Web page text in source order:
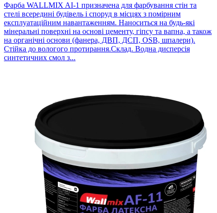
Фарба WALLMIX AI-1 призначена для фарбування стін та
стелі всередині будівель і споруд в місцях з помірним
експлуатаційним навантаженням. Наноситься на будь-які
мінеральні поверхні на основі цементу, гіпсу та вапна, а також
на органічні основи (фанера, ДВП, ДСП, OSB, шпалери).
Стійка до вологого протирання.Склад. Водна дисперсія
синтетичних смол з...